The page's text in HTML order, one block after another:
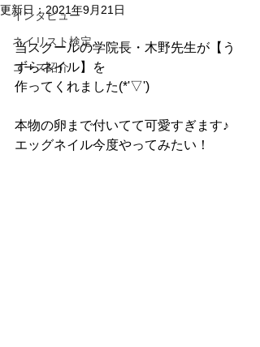
インタビュー
ネイリスト検定
コース紹介
更新日：2021年9月21日
当スクールの学院長・木野先生が【う
ずらネイル】を
作ってくれました(*'▽')
本物の卵まで付いてて可愛すぎます♪
エッグネイル今度やってみたい！